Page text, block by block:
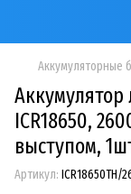
Аккумуляторные
ICR18650,
выступом,
Артикул: ICR18650TH/